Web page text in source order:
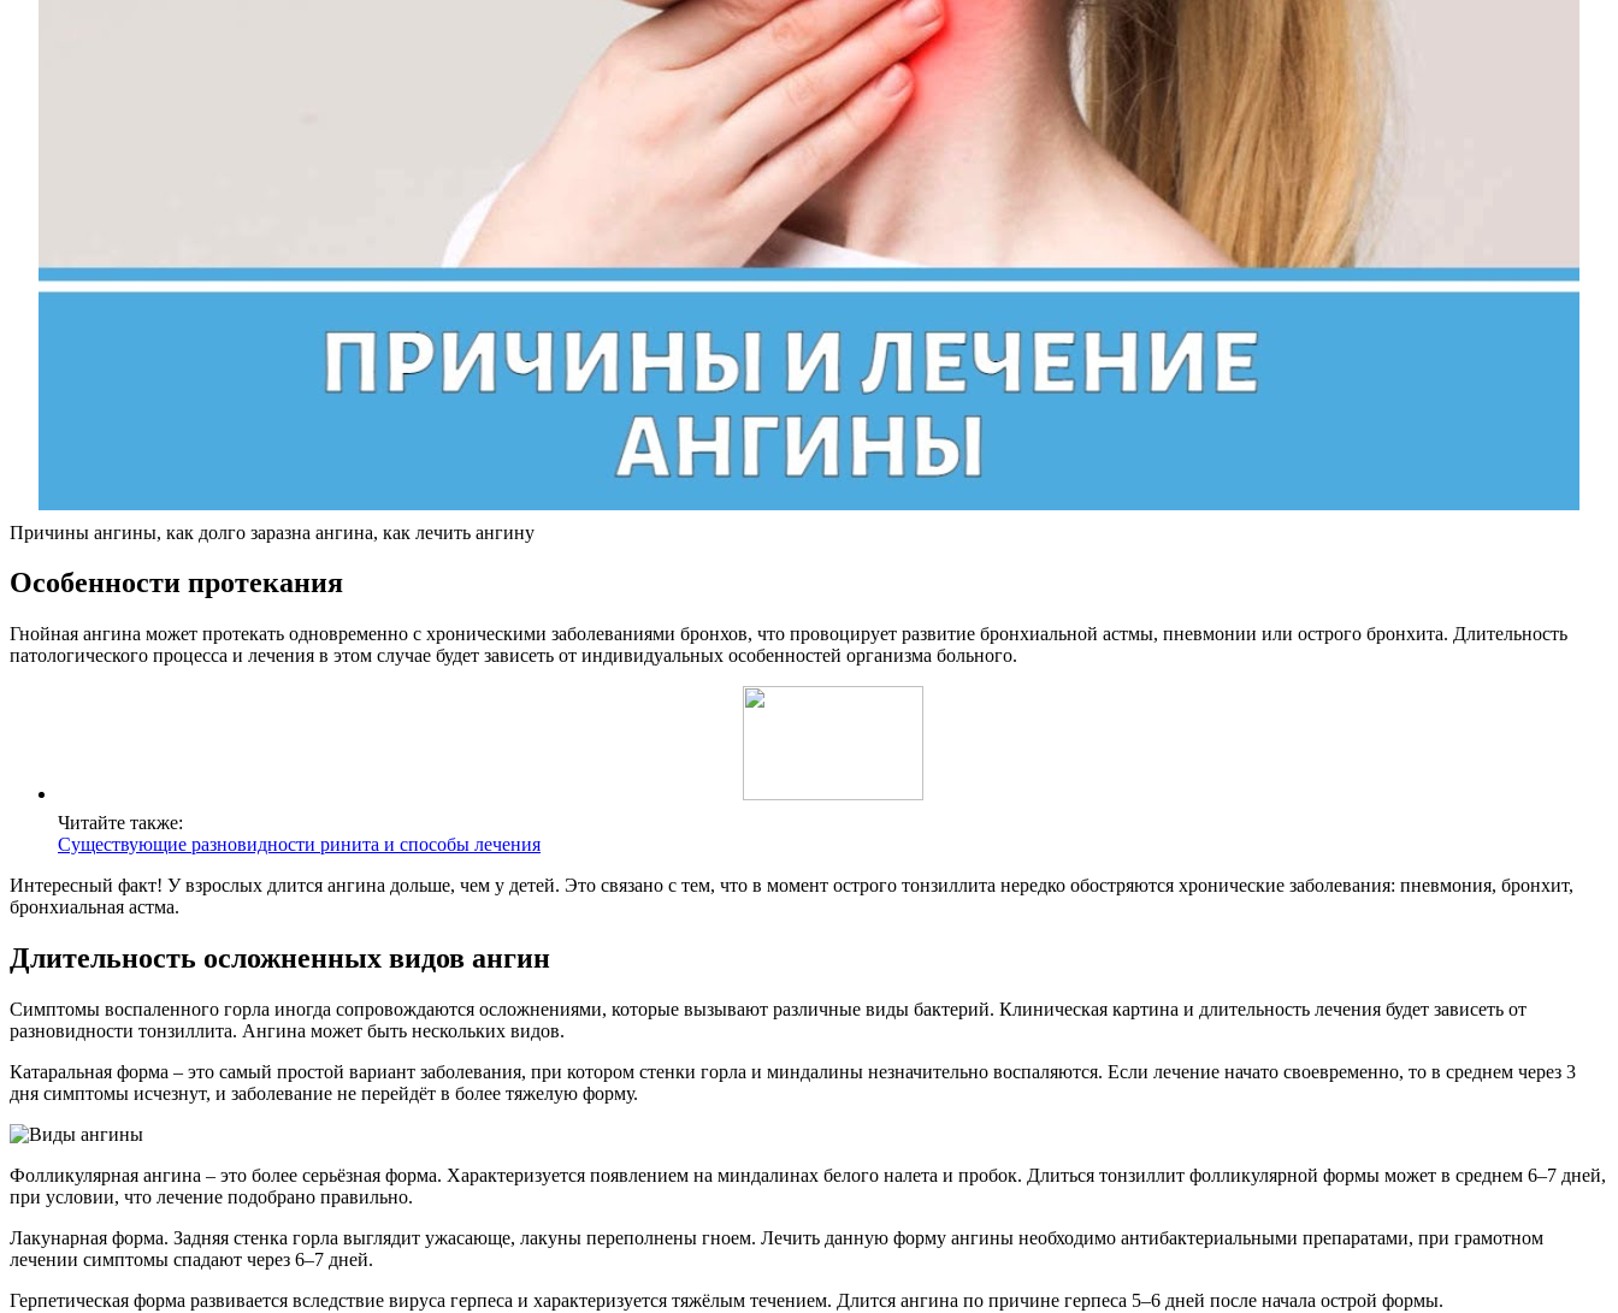
Причины ангины, как долго заразна ангина, как лечить ангину
Особенности протекания
Гнойная ангина может протекать одновременно с хроническими заболеваниями бронхов, что провоцирует развитие бронхиальной астмы, пневмонии или острого бронхита. Длительность
патологического процесса и лечения в этом случае будет зависеть от индивидуальных особенностей организма больного.
Читайте также:
Существующие разновидности ринита и способы лечения
Интересный факт! У взрослых длится ангина дольше, чем у детей. Это связано с тем, что в момент острого тонзиллита нередко обостряются хронические заболевания: пневмония, бронхит,
бронхиальная астма.
Длительность осложненных видов ангин
Симптомы воспаленного горла иногда сопровождаются осложнениями, которые вызывают различные виды бактерий. Клиническая картина и длительность лечения будет зависеть от
разновидности тонзиллита. Ангина может быть нескольких видов.
Катаральная форма – это самый простой вариант заболевания, при котором стенки горла и миндалины незначительно воспаляются. Если лечение начато своевременно, то в среднем через 3
дня симптомы исчезнут, и заболевание не перейдёт в более тяжелую форму.
Фолликулярная ангина – это более серьёзная форма. Характеризуется появлением на миндалинах белого налета и пробок. Длиться тонзиллит фолликулярной формы может в среднем 6–7 дней,
при условии, что лечение подобрано правильно.
Лакунарная форма. Задняя стенка горла выглядит ужасающе, лакуны переполнены гноем. Лечить данную форму ангины необходимо антибактериальными препаратами, при грамотном
лечении симптомы спадают через 6–7 дней.
Герпетическая форма развивается вследствие вируса герпеса и характеризуется тяжёлым течением. Длится ангина по причине герпеса 5–6 дней после начала острой формы.